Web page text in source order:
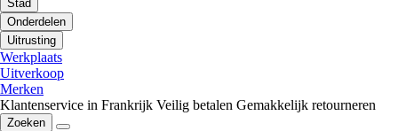
Stad
Onderdelen
Uitrusting
Werkplaats
Uitverkoop
Merken
Klantenservice in Frankrijk Veilig betalen Gemakkelijk retourneren
Zoeken